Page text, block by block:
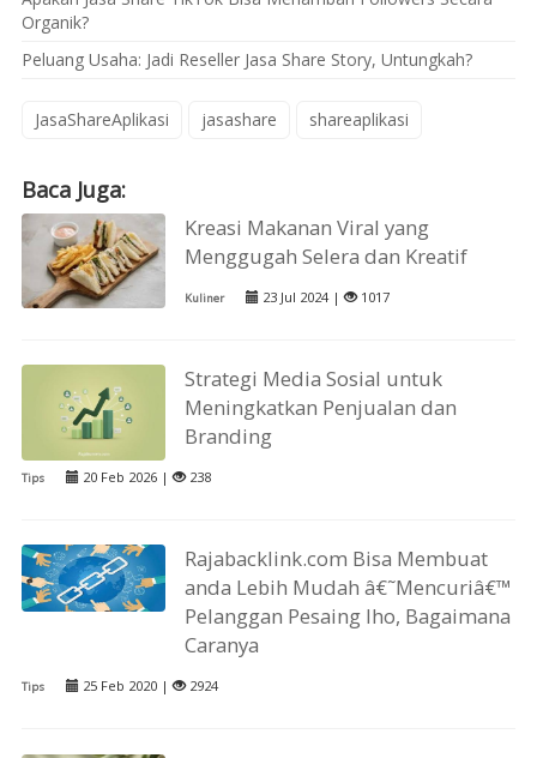
Organik?
Peluang Usaha: Jadi Reseller Jasa Share Story, Untungkah?
JasaShareAplikasi jasashare shareaplikasi
Baca Juga:
Kreasi Makanan Viral yang
Menggugah Selera dan Kreatif
Kuliner 23 Jul 2024 | 1017
Strategi Media Sosial untuk
Meningkatkan Penjualan dan
Branding
Tips 20 Feb 2026 | 238
Rajabacklink.com Bisa Membuat
anda Lebih Mudah â€˜Mencuriâ€™
Pelanggan Pesaing lho, Bagaimana
Caranya
Tips 25 Feb 2020 | 2924